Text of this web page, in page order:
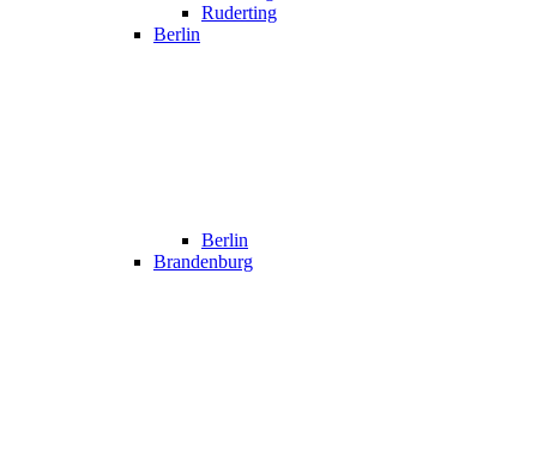
Ruderting
Berlin
Berlin
Brandenburg